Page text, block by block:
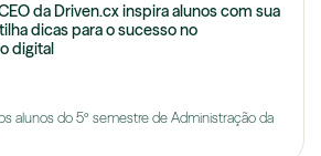
da Driven.cx inspira alunos com sua
dicas para o sucesso no
digital
alunos do 5º semestre de Administração da